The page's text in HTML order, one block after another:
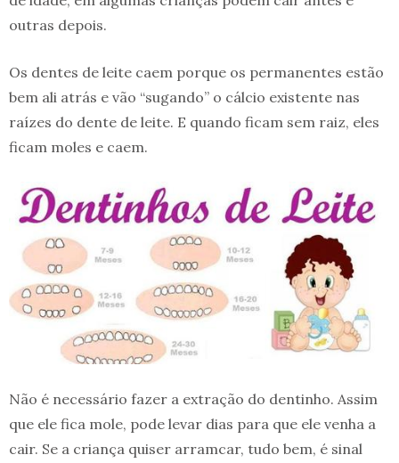
outras depois.
Os dentes de leite caem porque os permanentes estão
bem ali atrás e vão “sugando” o cálcio existente nas
raízes do dente de leite. E quando ficam sem raiz, eles
ficam moles e caem.
Não é necessário fazer a extração do dentinho. Assim
que ele fica mole, pode levar dias para que ele venha a
cair. Se a criança quiser arramcar, tudo bem, é sinal